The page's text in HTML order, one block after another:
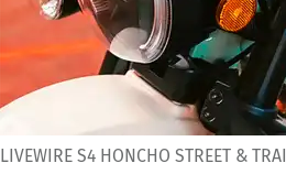
LIVEWIRE S4 HONCHO STREET &